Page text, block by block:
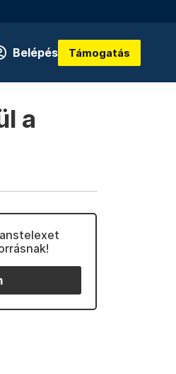
Belépés Támogatás
a